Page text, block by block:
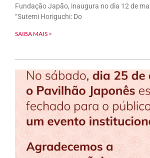
Fundação Japão, inaugura no dia 12 de
“Sutemi Horiguchi: Do
SAIBA MAIS >